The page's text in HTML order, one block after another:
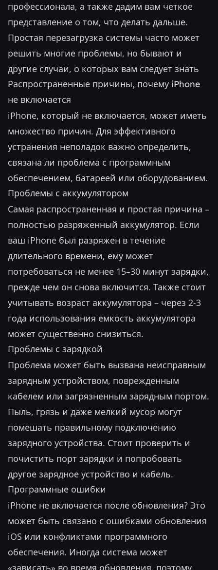
профессионала, а также дадим вам четкое
представление о том, что делать дальше.
Простая перезагрузка системы часто может
решить многие проблемы, но бывают и
другие случаи, о которых вам следует знать
Распространенные причины, почему iPhone
не включается
iPhone, который не включается, может иметь
множество причин. Для эффективного
устранения неполадок важно определить,
связана ли проблема с программным
обеспечением, батареей или оборудованием.
Проблемы с аккумулятором
Самая распространенная и простая причина –
полностью разряженный аккумулятор. Если
ваш iPhone был разряжен в течение
длительного времени, ему может
потребоваться не менее 15–30 минут зарядки,
прежде чем он снова включится. Также стоит
учитывать возраст аккумулятора – через 2-3
года использования емкость аккумулятора
может существенно снизиться.
Проблемы с зарядкой
Проблема может быть вызвана неисправным
зарядным устройством, поврежденным
кабелем или загрязненным зарядным портом.
Пыль, грязь и даже мелкий мусор могут
помешать правильному подключению
зарядного устройства. Стоит проверить и
почистить порт зарядки и попробовать
другое зарядное устройство и кабель.
Программные ошибки
iPhone не включается после обновления? Это
может быть связано с ошибками обновления
iOS или конфликтами программного
обеспечения. Иногда система может
«зависать» во время обновления, поэтому